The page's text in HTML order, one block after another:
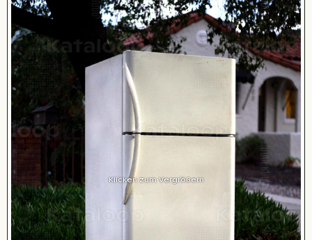
Klicken zum Vergrößern